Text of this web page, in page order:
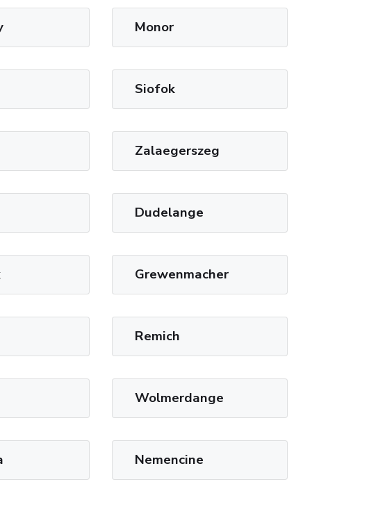
Monor
Siofok
Zalaegerszeg
Dudelange
Grewenmacher
Remich
Wolmerdange
Nemencine